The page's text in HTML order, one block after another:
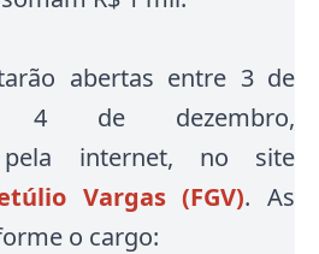
abertas entre 3 de
4 de dezembro,
pela internet, no site
Vargas (FGV). As
o cargo: